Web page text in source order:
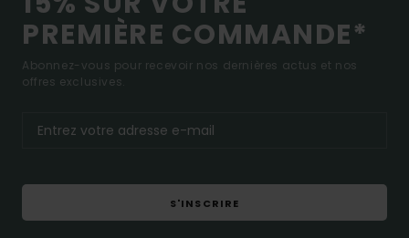
PREMIÈRE COMMANDE*
Abonnez-vous pour recevoir nos dernières actus et nos
offres exclusives.
S'INSCRIRE